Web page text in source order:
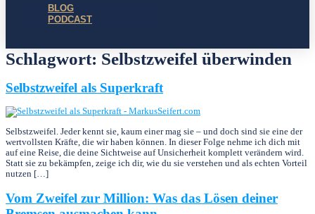
BLOG
PODCAST
Schlagwort: Selbstzweifel überwinden
Selbstzweifel als Superkraft
Selbstzweifel. Jeder kennt sie, kaum einer mag sie – und doch sind sie eine der
wertvollsten Kräfte, die wir haben können. In dieser Folge nehme ich dich mit
auf eine Reise, die deine Sichtweise auf Unsicherheit komplett verändern wird.
Statt sie zu bekämpfen, zeige ich dir, wie du sie verstehen und als echten Vorteil
nutzen […]
Vom Zweifel zur Million: Was das Lösen deiner